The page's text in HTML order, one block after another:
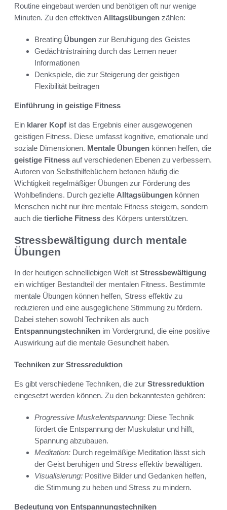
Routine eingebaut werden und benötigen oft nur wenige
Minuten. Zu den effektiven Alltagsübungen zählen:
Breating Übungen zur Beruhigung des Geistes
Gedächtnistraining durch das Lernen neuer
Informationen
Denkspiele, die zur Steigerung der geistigen
Flexibilität beitragen
Einführung in geistige Fitness
Ein klarer Kopf ist das Ergebnis einer ausgewogenen
geistigen Fitness. Diese umfasst kognitive, emotionale und
soziale Dimensionen. Mentale Übungen können helfen, die
geistige Fitness auf verschiedenen Ebenen zu verbessern.
Autoren von Selbsthilfebüchern betonen häufig die
Wichtigkeit regelmäßiger Übungen zur Förderung des
Wohlbefindens. Durch gezielte Alltagsübungen können
Menschen nicht nur ihre mentale Fitness steigern, sondern
auch die tierliche Fitness des Körpers unterstützen.
Stressbewältigung durch mentale
Übungen
In der heutigen schnelllebigen Welt ist Stressbewältigung
ein wichtiger Bestandteil der mentalen Fitness. Bestimmte
mentale Übungen können helfen, Stress effektiv zu
reduzieren und eine ausgeglichene Stimmung zu fördern.
Dabei stehen sowohl Techniken als auch
Entspannungstechniken im Vordergrund, die eine positive
Auswirkung auf die mentale Gesundheit haben.
Techniken zur Stressreduktion
Es gibt verschiedene Techniken, die zur Stressreduktion
eingesetzt werden können. Zu den bekanntesten gehören:
Progressive Muskelentspannung: Diese Technik
fördert die Entspannung der Muskulatur und hilft,
Spannung abzubauen.
Meditation: Durch regelmäßige Meditation lässt sich
der Geist beruhigen und Stress effektiv bewältigen.
Visualisierung: Positive Bilder und Gedanken helfen,
die Stimmung zu heben und Stress zu mindern.
Bedeutung von Entspannungstechniken